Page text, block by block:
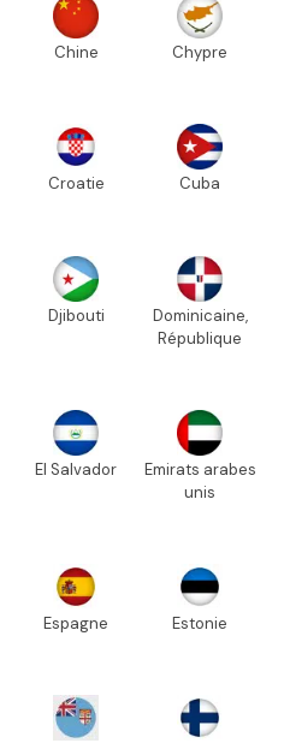
Chine Chypre
Croatie Cuba
Djibouti
Dominicaine,
République
El Salvador
Emirats arabes
unis
Espagne Estonie